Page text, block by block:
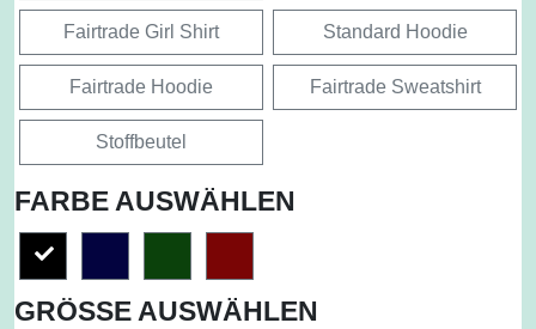
Fairtrade Girl Shirt Standard Hoodie
Fairtrade Hoodie Fairtrade Sweatshirt
Stoffbeutel
FARBE AUSWÄHLEN
GRÖSSE AUSWÄHLEN